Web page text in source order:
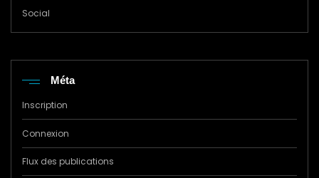
Social
Méta
Inscription
Connexion
Flux des publications